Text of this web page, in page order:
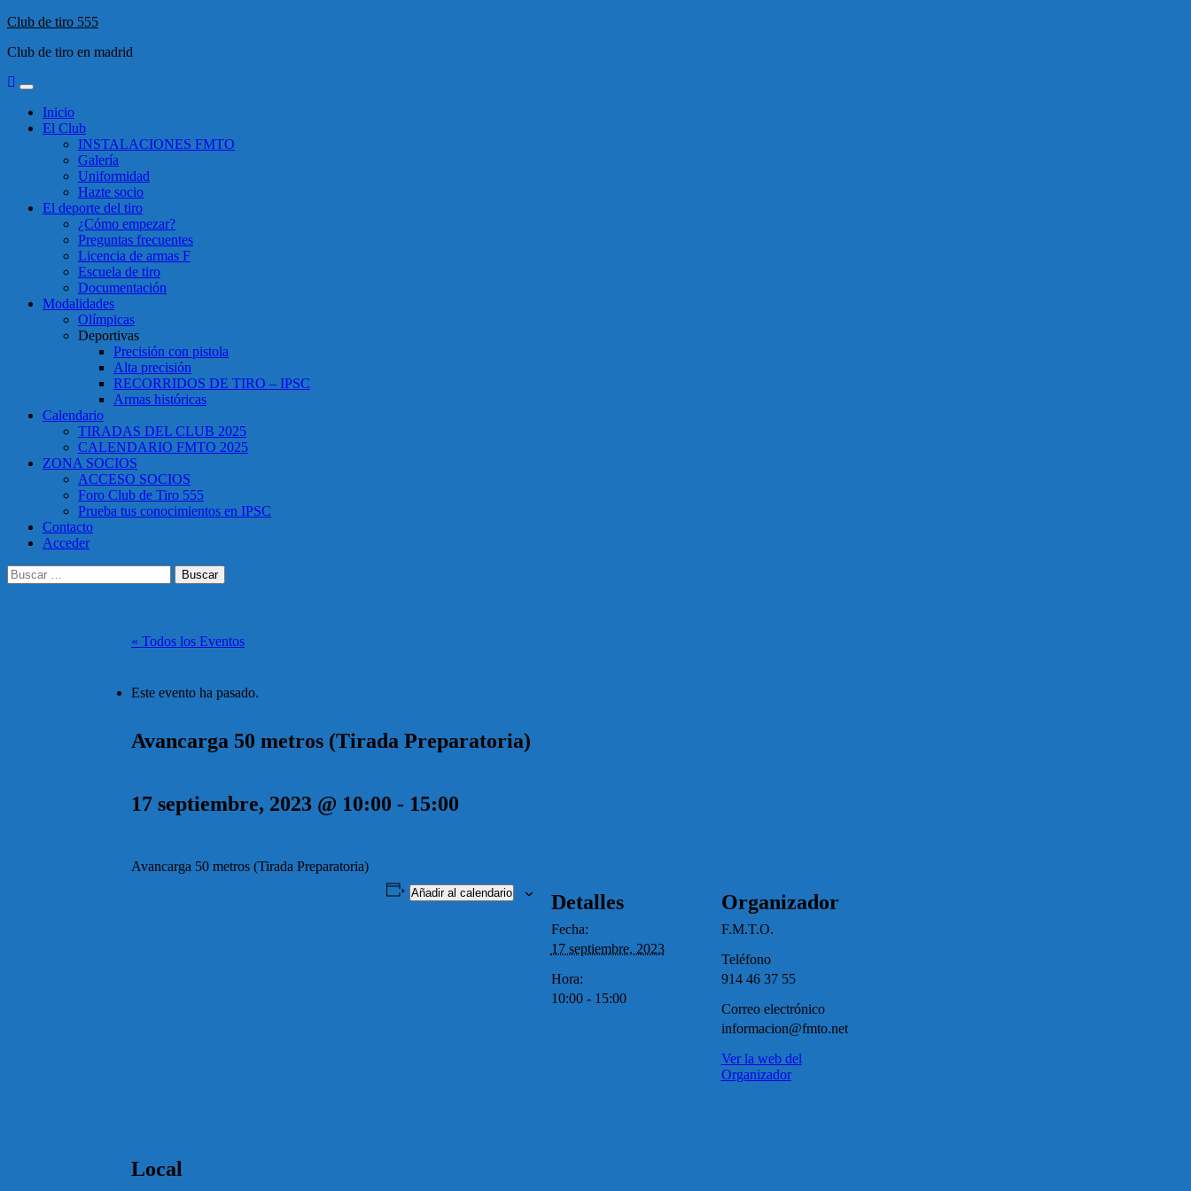
Saltar
contenido
Club de tiro 555
Club de tiro en madrid
Menú
principal
Inicio
El Club
INSTALACIONES FMTO
Galería
Uniformidad
Hazte socio
El deporte del tiro
¿Cómo empezar?
Preguntas frecuentes
Licencia de armas F
Escuela de tiro
Documentación
Modalidades
Olímpicas
Deportivas
Precisión con pistola
Alta precisión
RECORRIDOS DE TIRO – IPSC
Armas históricas
Calendario
TIRADAS DEL CLUB 2025
CALENDARIO FMTO 2025
ZONA SOCIOS
ACCESO SOCIOS
Foro Club de Tiro 555
Prueba tus conocimientos en IPSC
Contacto
Acceder
Buscar:
« Todos los Eventos
Este evento ha pasado.
Avancarga 50 metros (Tirada Preparatoria)
17 septiembre, 2023 @ 10:00 - 15:00
Avancarga 50 metros (Tirada Preparatoria)
Añadir al calendario Detalles
Fecha:
17 septiembre, 2023
Hora:
10:00 - 15:00
Organizador
F.M.T.O.
Teléfono
914 46 37 55
Correo electrónico
informacion@fmto.net
Ver la web del
Organizador
Local